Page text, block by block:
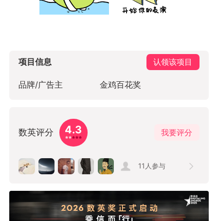
项目信息 认领该项目
品牌/广告主 金鸡百花奖
数英评分 4.3 我要评分
11 人参与